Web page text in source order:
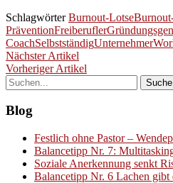
Schlagwörter Burnout-Lotse
PräventionFreiberufler
CoachSelbstständigUnternehmer
Nächster Artikel
Vorheriger Artikel
Blog
Festlich ohne Pastor –
Balancetipp Nr. 7:
Soziale Anerkennung senkt
Balancetipp Nr. 6 Lachen